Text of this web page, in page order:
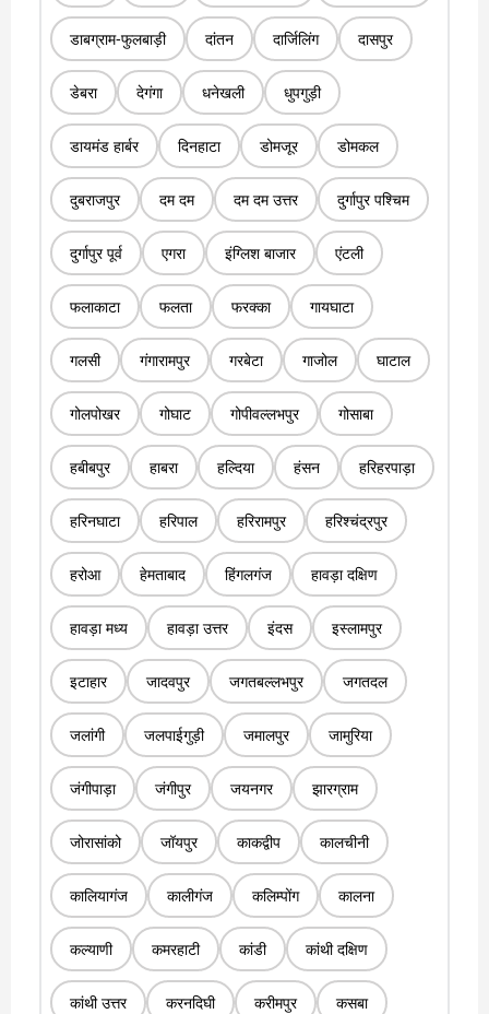
डाबग्राम-फुलबाड़ी दांतन दार्जिलिंग दासपुर
डेबरा देगंगा धनेखली धुपगुड़ी
डायमंड हार्बर दिनहाटा डोमजूर डोमकल
दुबराजपुर दम दम दम दम उत्तर दुर्गापुर पश्चिम
दुर्गापुर पूर्व एगरा इंग्लिश बाजार एंटली
फलाकाटा फलता फरक्का गायघाटा
गलसी गंगारामपुर गरबेटा गाजोल घाटाल
गोलपोखर गोघाट गोपीवल्लभपुर गोसाबा
हबीबपुर हाबरा हल्दिया हंसन हरिहरपाड़ा
हरिनघाटा हरिपाल हरिरामपुर हरिश्चंद्रपुर
हरोआ हेमताबाद हिंगलगंज हावड़ा दक्षिण
हावड़ा मध्य हावड़ा उत्तर इंदस इस्लामपुर
इटाहार जादवपुर जगतबल्लभपुर जगतदल
जलांगी जलपाईगुड़ी जमालपुर जामुरिया
जंगीपाड़ा जंगीपुर जयनगर झारग्राम
जोरासांको जॉयपुर काकद्वीप कालचीनी
कालियागंज कालीगंज कलिम्पोंग कालना
कल्याणी कमरहाटी कांडी कांथी दक्षिण
कांथी उत्तर करनदिघी करीमपुर कसबा